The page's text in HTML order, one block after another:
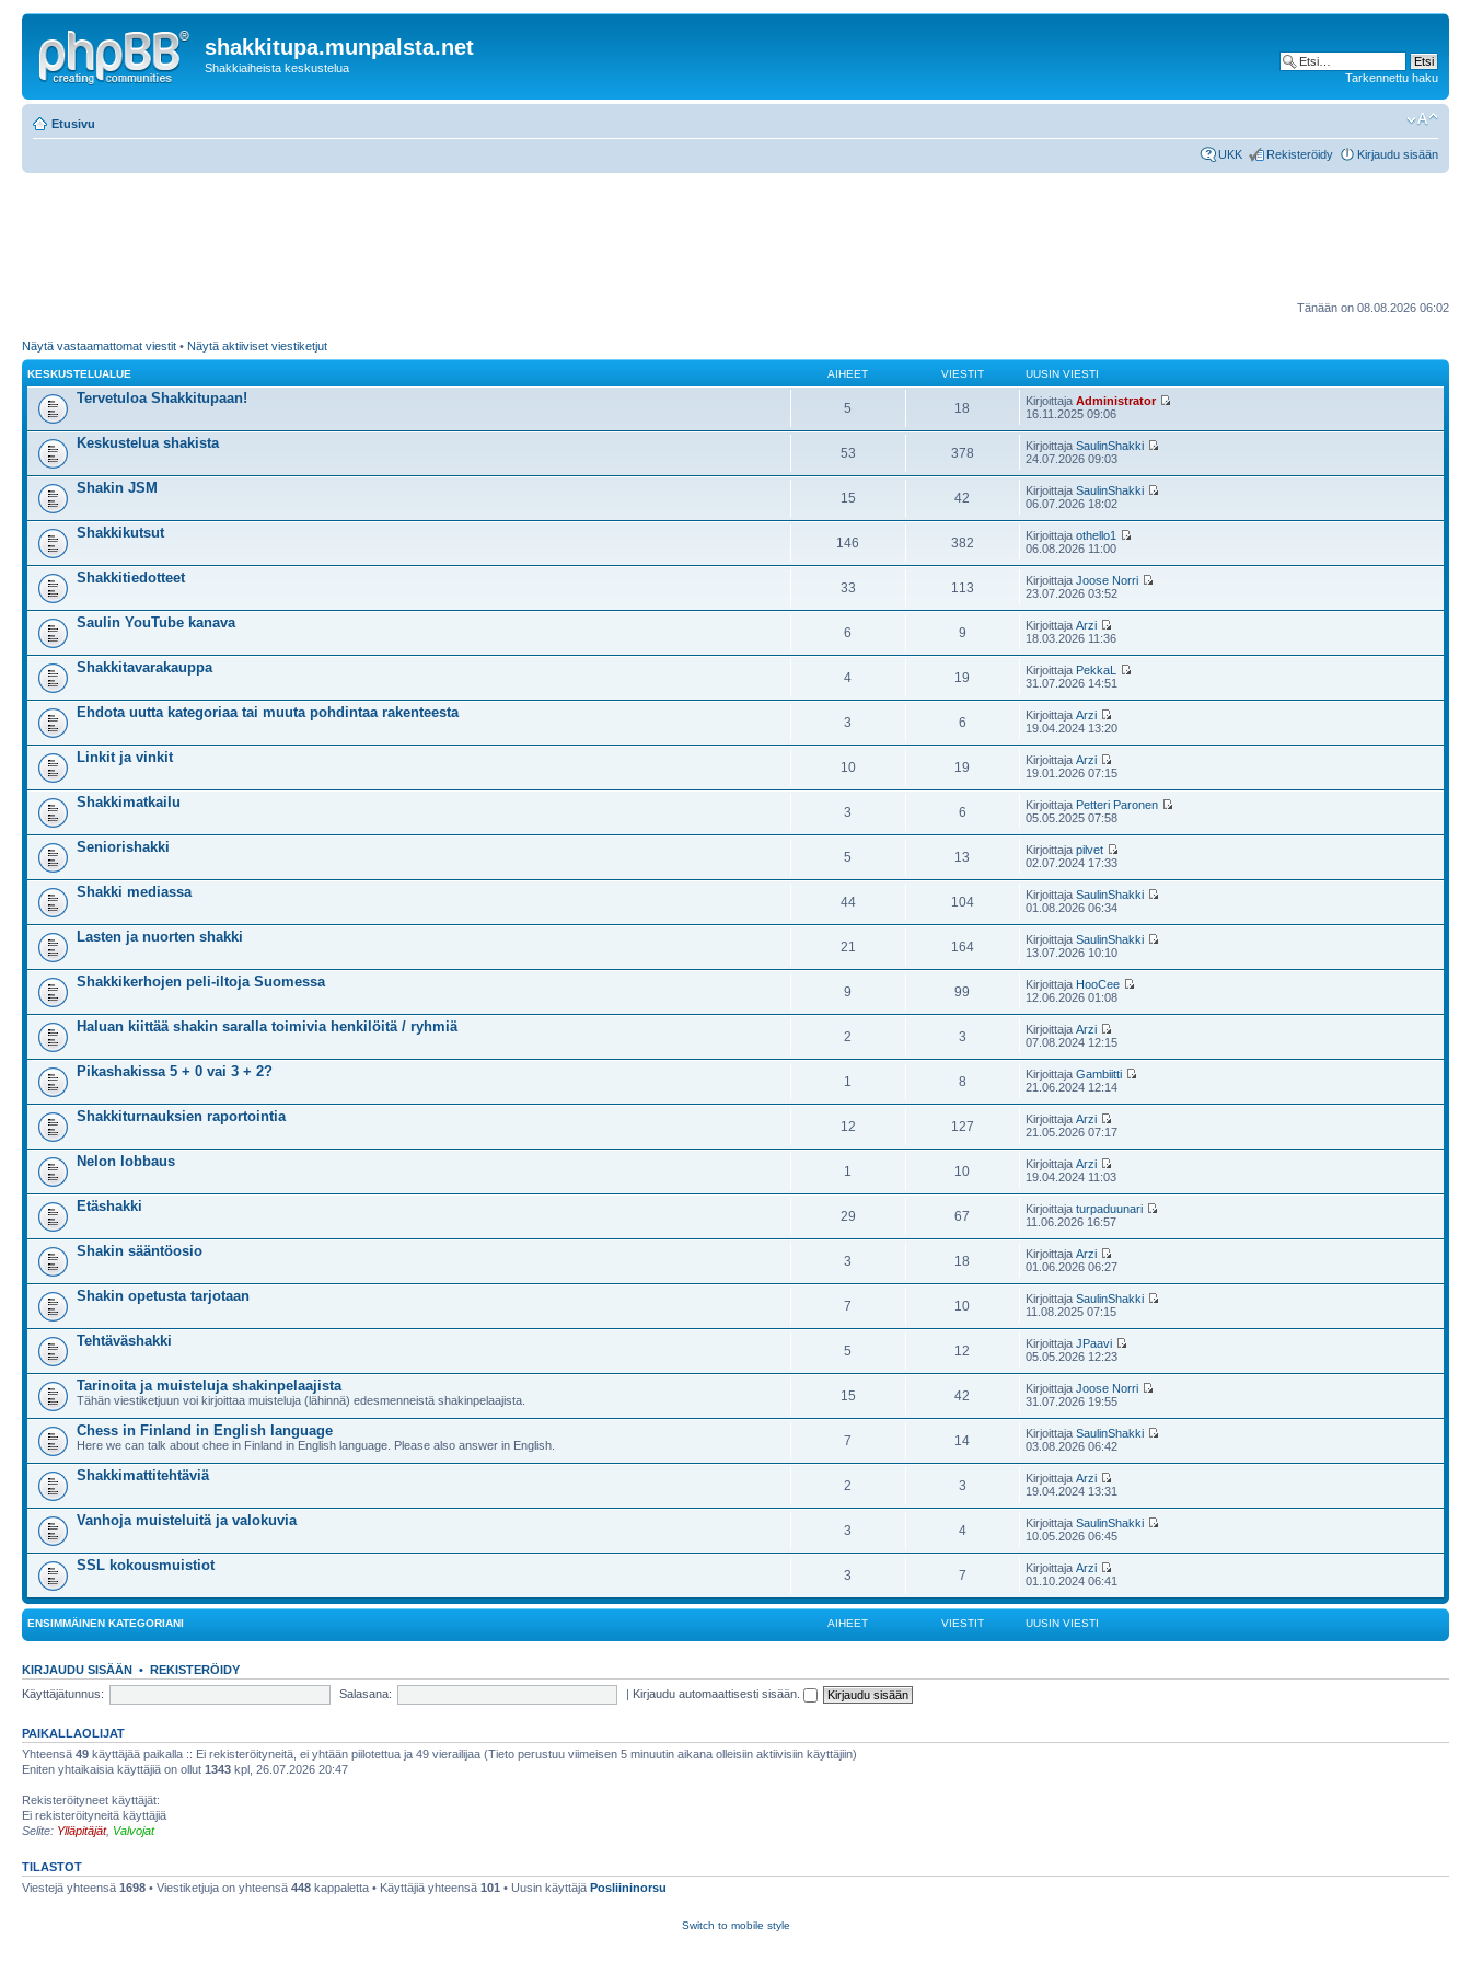
shakkitupa.munpalsta.net
Shakkiaiheista keskustelua
Tarkennettu haku
Etusivu
UKK Rekisteröidy Kirjaudu sisään
Tänään on 08.08.2026 06:02
Näytä vastaamattomat viestit • Näytä aktiiviset viestiketjut
KESKUSTELUALUE AIHEET VIESTIT UUSIN VIESTI
Tervetuloa Shakkitupaan!
5 18 KirjoittajaAdministrator
16.11.2025 09:06
Keskustelua shakista
53 378 KirjoittajaSaulinShakki
24.07.2026 09:03
Shakin JSM
15 42 KirjoittajaSaulinShakki
06.07.2026 18:02
Shakkikutsut
146 382 Kirjoittajaothello1
06.08.2026 11:00
Shakkitiedotteet
33 113 KirjoittajaJoose Norri
23.07.2026 03:52
Saulin YouTube kanava
6 9 KirjoittajaArzi
18.03.2026 11:36
Shakkitavarakauppa
4 19 Kirjoittaja PekkaL
31.07.2026 14:51
Ehdota uutta kategoriaa tai muuta pohdintaa rakenteesta
3 6 KirjoittajaArzi
19.04.2024 13:20
Linkit ja vinkit
10 19 KirjoittajaArzi
19.01.2026 07:15
Shakkimatkailu
3 6 Kirjoittaja Petteri Paronen
05.05.2025 07:58
Seniorishakki
5 13 Kirjoittajapilvet
02.07.2024 17:33
Shakki mediassa
44 104 KirjoittajaSaulinShakki
01.08.2026 06:34
Lasten ja nuorten shakki
21 164 KirjoittajaSaulinShakki
13.07.2026 10:10
Shakkikerhojen peli-iltoja Suomessa
9 99 Kirjoittaja HooCee
12.06.2026 01:08
Haluan kiittää shakin saralla toimivia henkilöitä / ryhmiä
2 3 KirjoittajaArzi
07.08.2024 12:15
Pikashakissa 5 + 0 vai 3 + 2?
1 8 KirjoittajaGambiitti
21.06.2024 12:14
Shakkiturnauksien raportointia
12 127 KirjoittajaArzi
21.05.2026 07:17
Nelon lobbaus
1 10 KirjoittajaArzi
19.04.2024 11:03
Etäshakki
29 67 Kirjoittajaturpaduunari
11.06.2026 16:57
Shakin sääntöosio
3 18 KirjoittajaArzi
01.06.2026 06:27
Shakin opetusta tarjotaan
7 10 KirjoittajaSaulinShakki
11.08.2025 07:15
Tehtäväshakki
5 12 KirjoittajaJPaavi
05.05.2026 12:23
Tarinoita ja muisteluja shakinpelaajista
Tähän viestiketjuun voi kirjoittaa muisteluja (lähinnä) edesmenneistä shakinpelaajista. 15 42 KirjoittajaJoose Norri
31.07.2026 19:55
Chess in Finland in English language
Here we can talk about chee in Finland in English language. Please also answer in English. 7 14 KirjoittajaSaulinShakki
03.08.2026 06:42
Shakkimattitehtäviä
2 3 KirjoittajaArzi
19.04.2024 13:31
Vanhoja muisteluitä ja valokuvia
3 4 KirjoittajaSaulinShakki
10.05.2026 06:45
SSL kokousmuistiot
3 7 KirjoittajaArzi
01.10.2024 06:41
ENSIMMÄINEN KATEGORIANI AIHEET VIESTIT UUSIN VIESTI
KIRJAUDU SISÄÄN • REKISTERÖIDY
Käyttäjätunnus:
Salasana: | Kirjaudu automaattisesti sisään.
PAIKALLAOLIJAT
Yhteensä 49 käyttäjää paikalla :: Ei rekisteröityneitä, ei yhtään piilotettua ja 49 vierailijaa (Tieto perustuu viimeisen 5 minuutin aikana olleisiin aktiivisiin käyttäjiin)
Eniten yhtaikaisia käyttäjiä on ollut 1343 kpl, 26.07.2026 20:47
Rekisteröityneet käyttäjät:
Ei rekisteröityneitä käyttäjiä
Selite: Ylläpitäjät, Valvojat
TILASTOT
Viestejä yhteensä 1698 • Viestiketjuja on yhteensä 448 kappaletta • Käyttäjiä yhteensä 101 • Uusin käyttäjä Posliininorsu
Switch to mobile style